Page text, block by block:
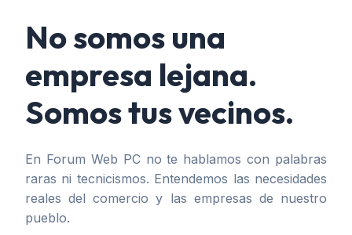
No somos una
empresa lejana.
Somos tus vecinos.
En Forum Web PC no te hablamos con palabras
raras ni tecnicismos. Entendemos las necesidades
reales del comercio y las empresas de nuestro
pueblo.